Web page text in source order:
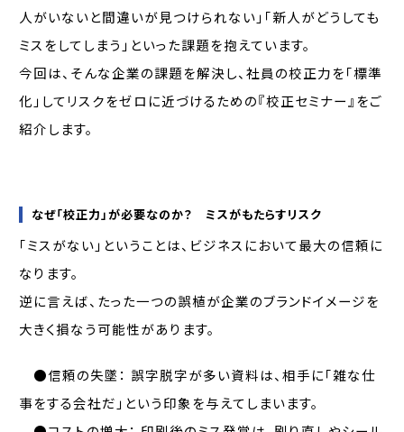
人がいないと間違いが見つけられない」「新人がどうしても
ミスをしてしまう」といった課題を抱えています。
今回は、そんな企業の課題を解決し、社員の校正力を「標準
化」してリスクをゼロに近づけるための『校正セミナー』をご
紹介します。
なぜ「校正力」が必要なのか？ ミスがもたらすリスク
「ミスがない」ということは、ビジネスにおいて最大の信頼に
なります。
逆に言えば、たった一つの誤植が企業のブランドイメージを
大きく損なう可能性があります。
●信頼の失墜： 誤字脱字が多い資料は、相手に「雑な仕
事をする会社だ」という印象を与えてしまいます。